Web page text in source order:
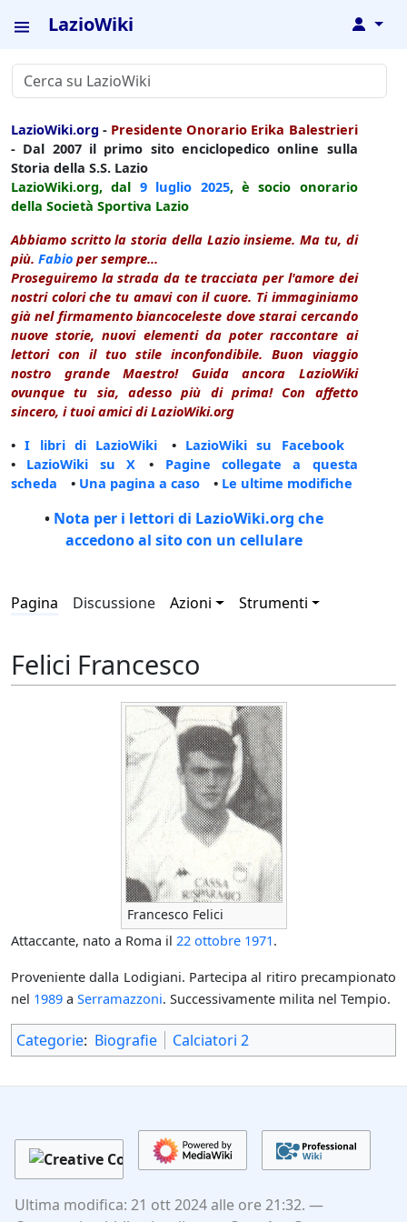
LazioWiki ↓
LazioWiki.org - Presidente Onorario Erika Balestrieri
- Dal 2007 il primo sito enciclopedico online sulla
Storia della S.S. Lazio
LazioWiki.org, dal 9 luglio 2025, è socio onorario
della Società Sportiva Lazio
Abbiamo scritto la storia della Lazio insieme. Ma tu, di
più. Fabio per sempre...
Proseguiremo la strada da te tracciata per l'amore dei
nostri colori che tu amavi con il cuore. Ti immaginiamo
già nel firmamento biancoceleste dove starai cercando
nuove storie, nuovi elementi da poter raccontare ai
lettori con il tuo stile inconfondibile. Buon viaggio
nostro grande Maestro! Guida ancora LazioWiki
ovunque tu sia, adesso più di prima! Con affetto
sincero, i tuoi amici di LazioWiki.org
•I libri di LazioWiki • LazioWiki su Facebook
• LazioWiki su X • Pagine collegate a questa
scheda • Una pagina a caso • Le ultime modifiche
• Nota per i lettori di LazioWiki.org che
accedono al sito con un cellulare
Pagina Discussione Azioni Strumenti
Felici Francesco
Francesco Felici
Attaccante, nato a Roma il 22 ottobre 1971.
Proveniente dalla Lodigiani. Partecipa al ritiro precampionato
nel 1989 a Serramazzoni. Successivamente milita nel Tempio.
Categorie: Biografie Calciatori 2
Ultima modifica: 21 ott 2024 alle ore 21:32.